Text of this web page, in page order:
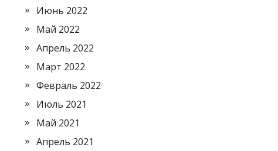
Июнь 2022
Май 2022
Апрель 2022
Март 2022
Февраль 2022
Июль 2021
Май 2021
Апрель 2021